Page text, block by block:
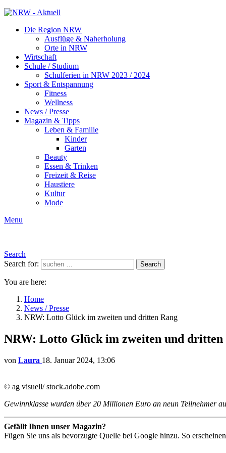
Die Region NRW
Ausflüge & Naherholung
Orte in NRW
Wirtschaft
Schule / Studium
Schulferien in NRW 2023 / 2024
Sport & Entspannung
Fitness
Wellness
News / Presse
Magazin & Tipps
Leben & Familie
Kinder
Garten
Beauty
Essen & Trinken
Freizeit & Reise
Haustiere
Kultur
Mode
Menu
Search
Search for:
Search
You are here:
Home
News / Presse
NRW: Lotto Glück im zweiten und dritten Rang
NRW: Lotto Glück im zweiten und dritten
von Laura 18. Januar 2024, 13:06
© ag visuell/ stock.adobe.com
Gewinnklasse wurden über 20 Millionen Euro an neun Teilnehmer
Gefällt Ihnen unser Magazin?
Fügen Sie uns als bevorzugte Quelle bei Google hinzu. So